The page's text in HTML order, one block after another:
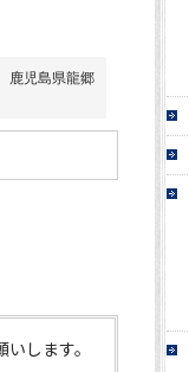
鹿児島県龍郷
します。